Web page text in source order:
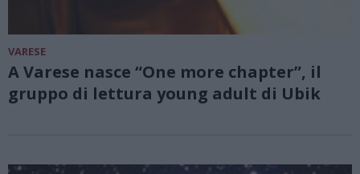
VARESE
A Varese nasce “One more chapter”, il
gruppo di lettura young adult di Ubik